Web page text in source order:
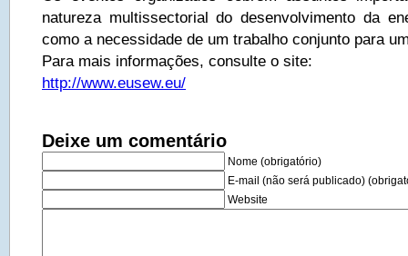
natureza multissectorial do desenvolvimento da
como a necessidade de um trabalho conjunto para
Para mais informações, consulte o site:
http://www.eusew.eu/
Deixe um comentário
Nome (obrigatório)
E-mail (não será publicado)
Website